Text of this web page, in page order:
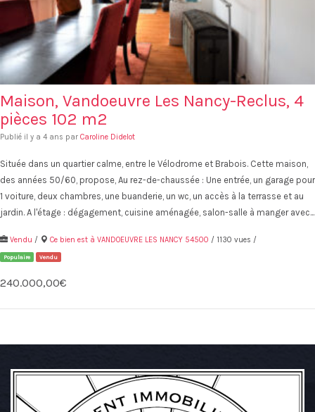
Maison, Vandoeuvre Les Nancy-Reclus, 4
pièces 102 m2
Publié il y a 4 ans par Caroline Didelot
Située dans un quartier calme, entre le Vélodrome et Brabois. Cette maison,
des années 50/60, propose, Au rez-de-chaussée : Une entrée, un garage pour
1 voiture, deux chambres, une buanderie, un wc, un accès à la terrasse et au
jardin. A l'étage : dégagement, cuisine aménagée, salon-salle à manger avec...
Vendu / Ce bien est à VANDOEUVRE LES NANCY 54500 / 1130 vues /
Populaire Vendu
240.000,00€